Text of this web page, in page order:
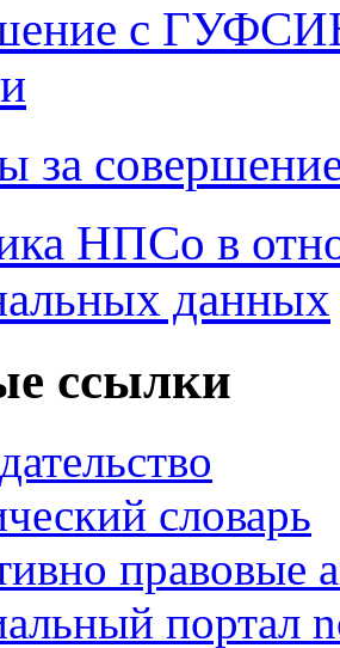
с
за
НПСо в
данных
ссылки
словарь
правовые
портал